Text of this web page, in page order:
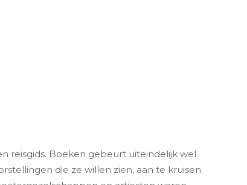
reisgids. Boeken gebeurt uiteindelijk wel
die ze willen zien, aan te kruisen.